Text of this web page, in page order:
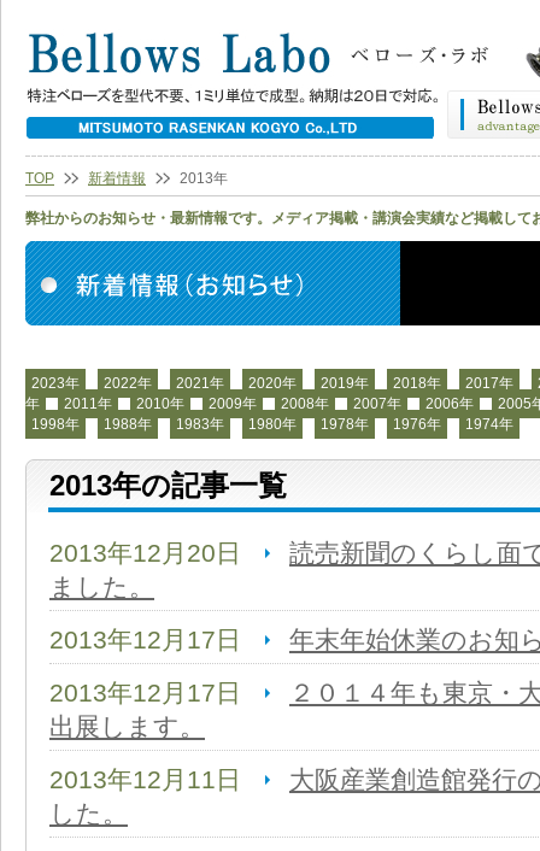
TOP 新着情報 2013年
弊社からのお知らせ・最新情報です。メディア掲載・講演会実績など掲載して
2023年 2022年 2021年 2020年 2019年 2018年 2017年
年
2011年 2010年 2009年 2008年 2007年 2006年
2005
1998年
1988年 1983年 1980年 1978年 1976年 1974年
2013年の記事一覧
2013年12月20日
読売新聞のくらし面
ました。
2013年12月17日
年末年始休業のお知
2013年12月17日
２０１４年も東京・
出展します。
2013年12月11日
大阪産業創造館発行
した。